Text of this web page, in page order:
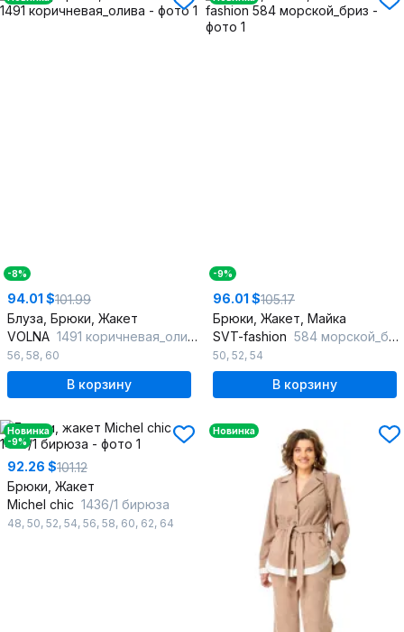
-8%
94.01 $101.99
Блуза, Брюки, Жакет
VOLNA 1491 коричневая_олива
56, 58, 60
В корзину
-9%
96.01 $105.17
Брюки, Жакет, Майка
SVT-fashion 584 морской_бриз
50, 52, 54
В корзину
Новинка
-9%
92.26 $101.12
Брюки, Жакет
Michel chic 1436/1 бирюза
48, 50, 52, 54, 56, 58, 60, 62, 64
Новинка